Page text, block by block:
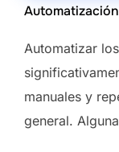
Automatizar
manuales y
general.